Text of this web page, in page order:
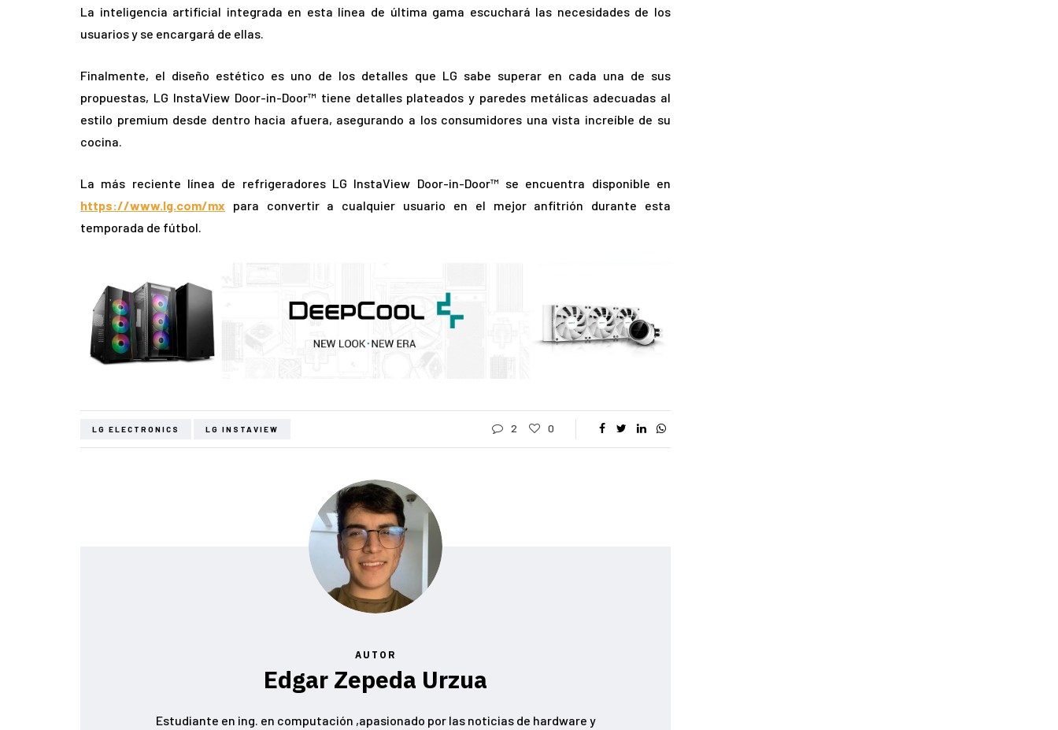
La inteligencia artificial integrada en esta línea de última gama escuchará las necesidades de los
usuarios y se encargará de ellas.
Finalmente, el diseño estético es uno de los detalles que LG sabe superar en cada una de sus
propuestas, LG InstaView Door-in-Door™ tiene detalles plateados y paredes metálicas adecuadas al
estilo premium desde dentro hacia afuera, asegurando a los consumidores una vista increíble de su
cocina.
La más reciente línea de refrigeradores LG InstaView Door-in-Door™ se encuentra disponible en
https://www.lg.com/mx para convertir a cualquier usuario en el mejor anfitrión durante esta
temporada de fútbol.
LG ELECTRONICS LG INSTAVIEW 2 0
AUTOR
Edgar Zepeda Urzua
Estudiante en ing. en computación ,apasionado por las noticias de hardware y